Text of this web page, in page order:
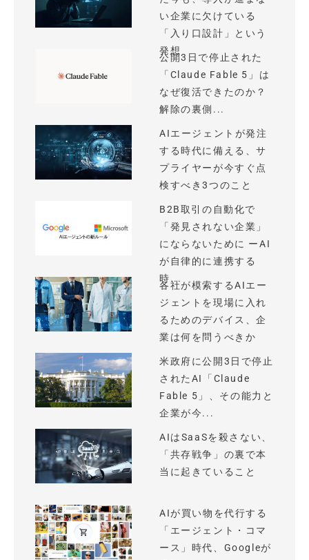
い企業に欠けている
「入り口設計」という
発想
公開3日で停止された
「Claude Fable 5」は
なぜ復活できたのか？
解除の裏側...
AIエージェントが発注
する時代に備える、サ
プライヤーが今すぐ点
検すべき3つのこと
B2B取引の自動化で
「発見されない企業」
にならないために ーAI
が自律的に連携する
時...
各社が模索するAIエー
ジェントを現場に入れ
るためのデバイス、企
業は何を問うべきか
米政府に公開3日で停止
されたAI「Claude
Fable 5」、その能力と
企業が今...
AIはSaaSを殺さない、
「共存戦争」の裏で本
当に起きていること
AIが買い物を代行する
「エージェント・コマ
ース」時代、Googleが